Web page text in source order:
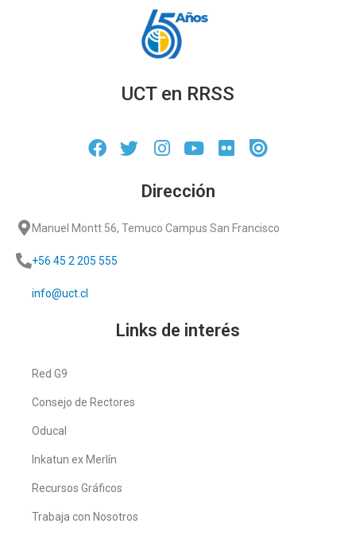
UCT en RRSS
Dirección
Manuel Montt 56, Temuco Campus San Francisco
+56 45 2 205 555
info@uct.cl
Links de interés
Red G9
Consejo de Rectores
Oducal
Inkatun ex Merlín
Recursos Gráficos
Trabaja con Nosotros